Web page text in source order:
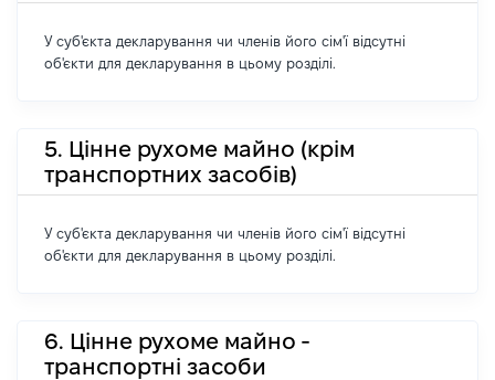
У суб'єкта декларування чи членів його сім'ї відсутні
об'єкти для декларування в цьому розділі.
5. Цінне рухоме майно (крім
транспортних засобів)
У суб'єкта декларування чи членів його сім'ї відсутні
об'єкти для декларування в цьому розділі.
6. Цінне рухоме майно -
транспортні засоби